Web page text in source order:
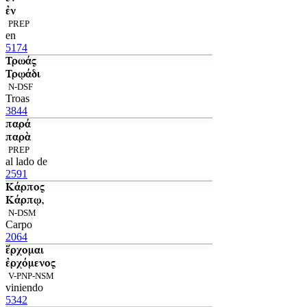
ἐν
PREP
en
5174
Τρωάς
Τρῳάδι
N-DSF
Troas
3844
παρά
παρὰ
PREP
al lado de
2591
Κάρπος
Κάρπῳ,
N-DSM
Carpo
2064
ἔρχομαι
ἐρχόμενος
V-PNP-NSM
viniendo
5342